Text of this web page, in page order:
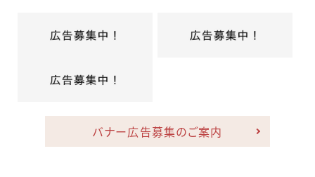
バナー広告募集のご案内